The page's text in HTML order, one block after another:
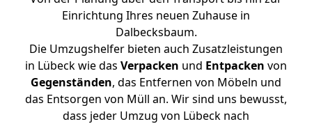
Einrichtung Ihres neuen Zuhause in
Dalbecksbaum.
Die Umzugshelfer bieten auch Zusatzleistungen
in Lübeck wie das Verpacken und Entpacken von
Gegenständen, das Entfernen von Möbeln und
das Entsorgen von Müll an. Wir sind uns bewusst,
dass jeder Umzug von Lübeck nach